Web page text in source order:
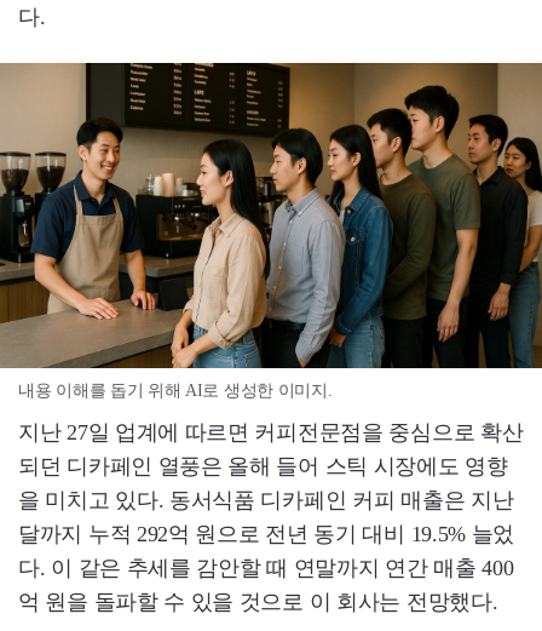
다.
내용 이해를 돕기 위해 AI로 생성한 이미지.
지난 27일 업계에 따르면 커피전문점을 중심으로 확산
되던 디카페인 열풍은 올해 들어 스틱 시장에도 영향
을 미치고 있다. 동서식품 디카페인 커피 매출은 지난
달까지 누적 292억 원으로 전년 동기 대비 19.5% 늘었
다. 이 같은 추세를 감안할 때 연말까지 연간 매출 400
억 원을 돌파할 수 있을 것으로 이 회사는 전망했다.